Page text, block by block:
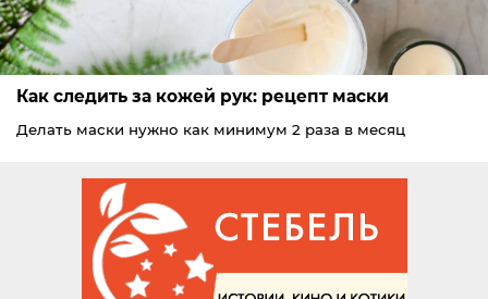
Как следить за кожей рук: рецепт маски
Делать маски нужно как минимум 2 раза в месяц